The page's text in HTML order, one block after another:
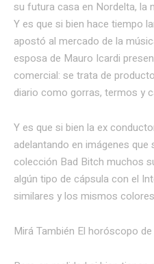
su futura casa en Nordelta, la
Y es que si bien hace tiempo
apostó al mercado de la
esposa de Mauro Icardi
comercial: se trata de
diario como gorras, termos y
Y es que si bien la ex
adelantando en imágenes que
colección Bad Bitch muchos
algún tipo de cápsula con el
similares y los mismos
Mirá También El horóscopo